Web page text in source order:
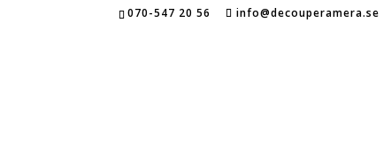
070-547 20 56 info@decouperamera.se